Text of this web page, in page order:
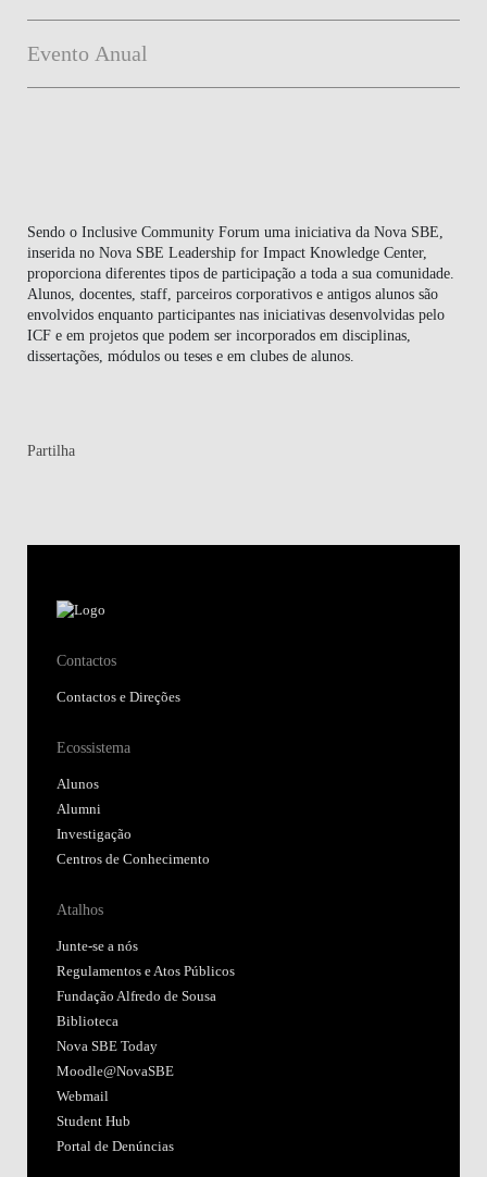
Evento Anual
Sendo o Inclusive Community Forum uma iniciativa da Nova SBE,
inserida no Nova SBE Leadership for Impact Knowledge Center,
proporciona diferentes tipos de participação a toda a sua comunidade.
Alunos, docentes, staff, parceiros corporativos e antigos alunos são
envolvidos enquanto participantes nas iniciativas desenvolvidas pelo
ICF e em projetos que podem ser incorporados em disciplinas,
dissertações, módulos ou teses e em clubes de alunos.
Partilha
Contactos
Contactos e Direções
Ecossistema
Alunos
Alumni
Investigação
Centros de Conhecimento
Atalhos
Junte-se a nós
Regulamentos e Atos Públicos
Fundação Alfredo de Sousa
Biblioteca
Nova SBE Today
Moodle@NovaSBE
Webmail
Student Hub
Portal de Denúncias